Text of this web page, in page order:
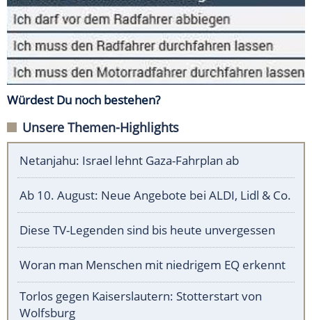
Würdest Du noch bestehen?
Unsere Themen-Highlights
Netanjahu: Israel lehnt Gaza-Fahrplan ab
Ab 10. August: Neue Angebote bei ALDI, Lidl & Co.
Diese TV-Legenden sind bis heute unvergessen
Woran man Menschen mit niedrigem EQ erkennt
Torlos gegen Kaiserslautern: Stotterstart von
Wolfsburg